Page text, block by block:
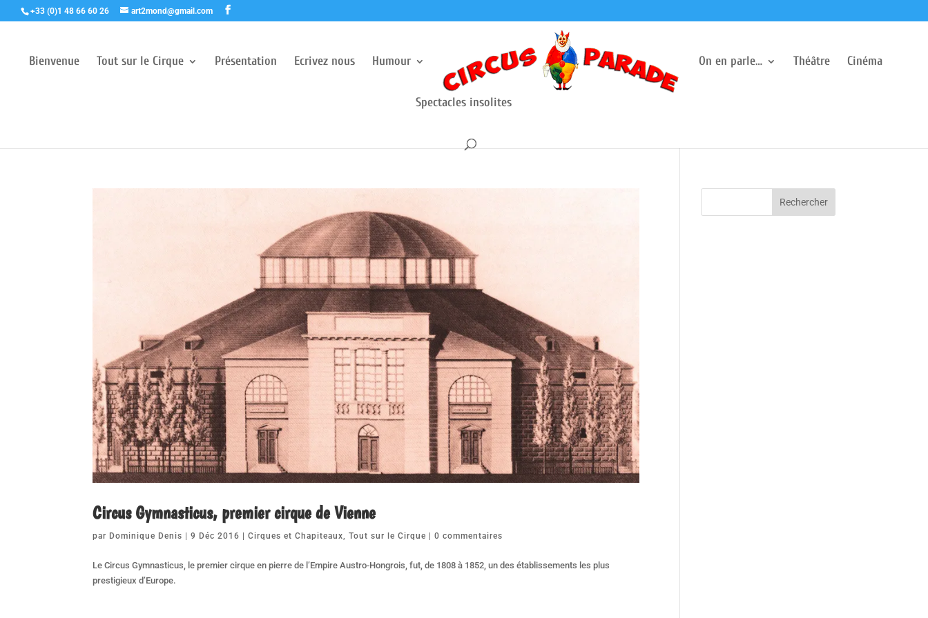
+33 (0)1 48 66 60 26 art2mond@gmail.com
Bienvenue Tout sur le Cirque Présentation Ecrivez nous Humour On en parle… Théâtre Cinéma
Spectacles insolites
Circus Gymnasticus, premier cirque de Vienne
par Dominique Denis |9 Déc 2016 |Cirques et Chapiteaux,Tout sur le Cirque |0 commentaires
Le Circus Gymnasticus, le premier cirque en pierre de l’Empire Austro-Hongrois, fut, de 1808 à 1852, un des établissements les plus
prestigieux d’Europe.